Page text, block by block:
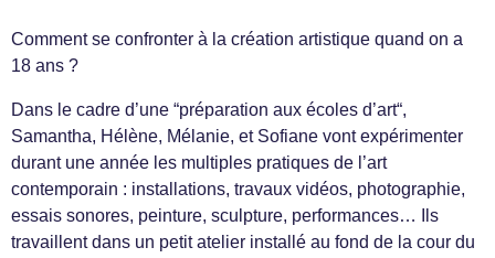
Comment se confronter à la création artistique quand on a
18 ans ?
Dans le cadre d’une “préparation aux écoles d’art“,
Samantha, Hélène, Mélanie, et Sofiane vont expérimenter
durant une année les multiples pratiques de l’art
contemporain : installations, travaux vidéos, photographie,
essais sonores, peinture, sculpture, performances… Ils
travaillent dans un petit atelier installé au fond de la cour du